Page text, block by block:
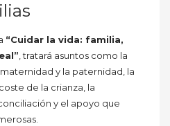
“Cuidar la vida: familia,
, tratará asuntos como la
y la paternidad, la
de la crianza, la
y el apoyo que